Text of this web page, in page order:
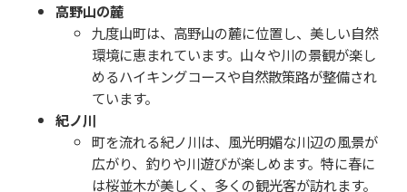
高野山の麓
九度山町は、高野山の麓に位置し、美しい自然
環境に恵まれています。山々や川の景観が楽し
めるハイキングコースや自然散策路が整備され
ています。
紀ノ川
町を流れる紀ノ川は、風光明媚な川辺の風景が
広がり、釣りや川遊びが楽しめます。特に春に
は桜並木が美しく、多くの観光客が訪れます。